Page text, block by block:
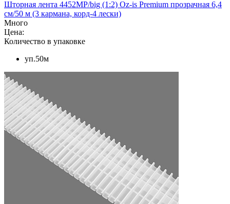
Шторная лента 4452MP/big (1:2) Oz-is Premium прозрачная 6,4
см/50 м (3 кармана, корд-4 лески)
Много
Цена:
Количество в упаковке
уп.50м